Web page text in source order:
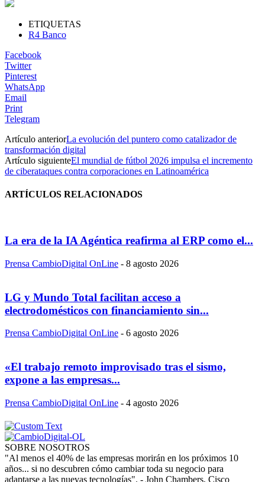
ETIQUETAS
R4 Banco
Facebook
Twitter
Pinterest
WhatsApp
Email
Print
Telegram
Artículo anteriorLa evolución del puntero como catalizador de
transformación digital
Artículo siguienteEl mundial de fútbol 2026 impulsa el incremento
de ciberataques contra corporaciones en Latinoamérica
ARTÍCULOS RELACIONADOS
La era de la IA Agéntica reafirma al ERP como el...
Prensa CambioDigital OnLine - 8 agosto 2026
LG y Mundo Total facilitan acceso a
electrodomésticos con financiamiento sin...
Prensa CambioDigital OnLine - 6 agosto 2026
«El trabajo remoto improvisado tras el sismo,
expone a las empresas...
Prensa CambioDigital OnLine - 4 agosto 2026
SOBRE NOSOTROS
"Al menos el 40% de las empresas morirán en los próximos 10
años... si no descubren cómo cambiar toda su negocio para
adaptarse a las nuevas tecnologías". - John Chambers, Cisco